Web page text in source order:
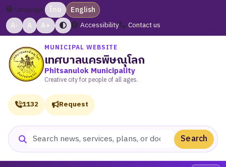
Language: ไทย
English
A-
A A+ Accessibility Contact us
MUNICIPAL WEBSITE
เทศบาลนครพิษณุโลก
Phitsanulok Municipality
Creative city for people of all ages.
Search website Search
1132 Request